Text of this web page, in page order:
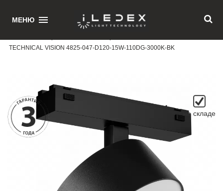
МЕНЮ
TECHNICAL VISION 4825-047-D120-15W-110DG-3000K-BK
на складе